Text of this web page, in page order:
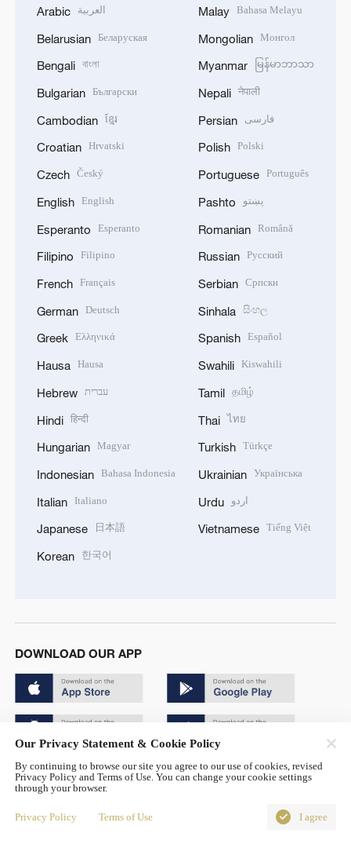
Arabic العربية
Belarusian Беларуская
Bengali বাংলা
Bulgarian Български
Cambodian ខ្មែរ
Croatian Hrvatski
Czech Český
English English
Esperanto Esperanto
Filipino Filipino
French Français
German Deutsch
Greek Ελληνικά
Hausa Hausa
Hebrew עברית
Hindi हिन्दी
Hungarian Magyar
Indonesian Bahasa Indonesia
Italian Italiano
Japanese 日本語
Korean 한국어
Malay Bahasa Melayu
Mongolian Монгол
Myanmar မြန်မာဘာသာ
Nepali नेपाली
Persian فارسی
Polish Polski
Portuguese Português
Pashto پښتو
Romanian Română
Russian Русский
Serbian Српски
Sinhala සිංහල
Spanish Español
Swahili Kiswahili
Tamil தமிழ்
Thai ไทย
Turkish Türkçe
Ukrainian Українська
Urdu اردو
Vietnamese Tiếng Việt
DOWNLOAD OUR APP
Copyright © 2024 CGTN.
京ICP备20000184号
京公网安备 11010502050052号
Our Privacy Statement & Cookie Policy
By continuing to browse our site you agree to our use of cookies, revised
Privacy Policy and Terms of Use. You can change your cookie settings
through your browser.
Privacy Policy Terms of Use I agree